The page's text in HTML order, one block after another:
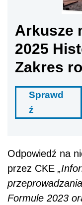
Arkusze
2025
Zakres
Sprawd
ź
Odpowiedź na
przez CKE
Formule 2023